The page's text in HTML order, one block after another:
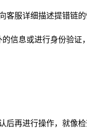
服详细描述提错链
信息或进行身份验
再进行操作，就像检